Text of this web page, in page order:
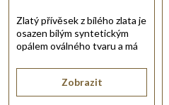
Zobrazit
Zlatý přívěsek z bílého zlata je
osazen bílým syntetickým
opálem oválného tvaru a má